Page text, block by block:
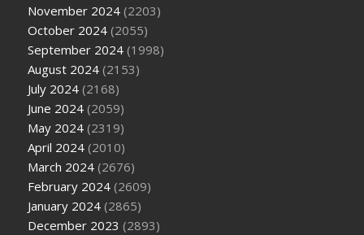
November 2024 (2203)
October 2024 (2055)
September 2024 (1998)
August 2024 (2153)
July 2024 (2168)
June 2024 (2059)
May 2024 (2319)
April 2024 (2010)
March 2024 (2676)
February 2024 (2609)
January 2024 (2865)
December 2023 (2893)